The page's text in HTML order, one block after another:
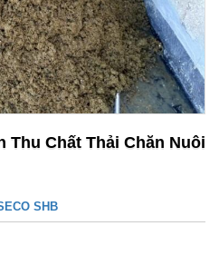
Thu Chất Thải Chăn Nuôi
SHB